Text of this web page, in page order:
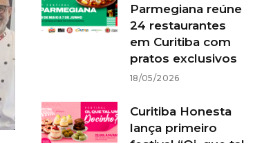
Parmegiana reúne
24 restaurantes
em Curitiba com
pratos exclusivos
18/05/2026
Curitiba Honesta
lança primeiro